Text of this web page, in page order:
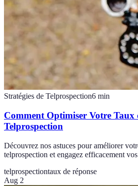
Stratégies de Telprospection6 min
Comment Optimiser Votre Taux
Telprospection
Découvrez nos astuces pour améliorer
telprospection et engagez efficacement
telprospectiontaux de réponse
Aug 2